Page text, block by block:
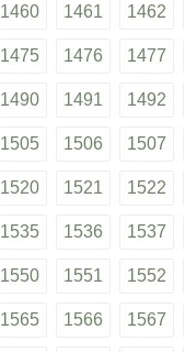
1460 1461 1462
1475 1476 1477
1490 1491 1492
1505 1506 1507
1520 1521 1522
1535 1536 1537
1550 1551 1552
1565 1566 1567